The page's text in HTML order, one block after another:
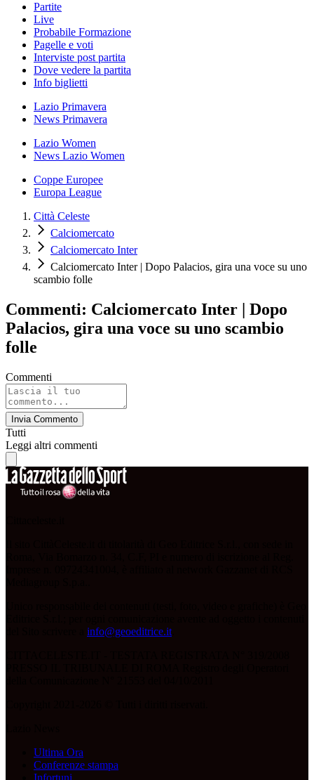
Partite
Live
Probabile Formazione
Pagelle e voti
Interviste post partita
Dove vedere la partita
Info biglietti
Lazio Primavera
News Primavera
Lazio Women
News Lazio Women
Coppe Europee
Europa League
Città Celeste
Calciomercato
Calciomercato Inter
Calciomercato Inter | Dopo Palacios, gira una voce su uno
scambio folle
Commenti: Calciomercato Inter | Dopo
Palacios, gira una voce su uno scambio
folle
Commenti
Invia Commento
Tutti
Leggi altri commenti
info@geoeditrice.it
Ultima Ora
Conferenze stampa
Infortuni